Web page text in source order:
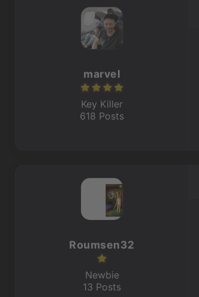
marvel
Key Killer
618 Posts
Roumsen32
Newbie
13 Posts